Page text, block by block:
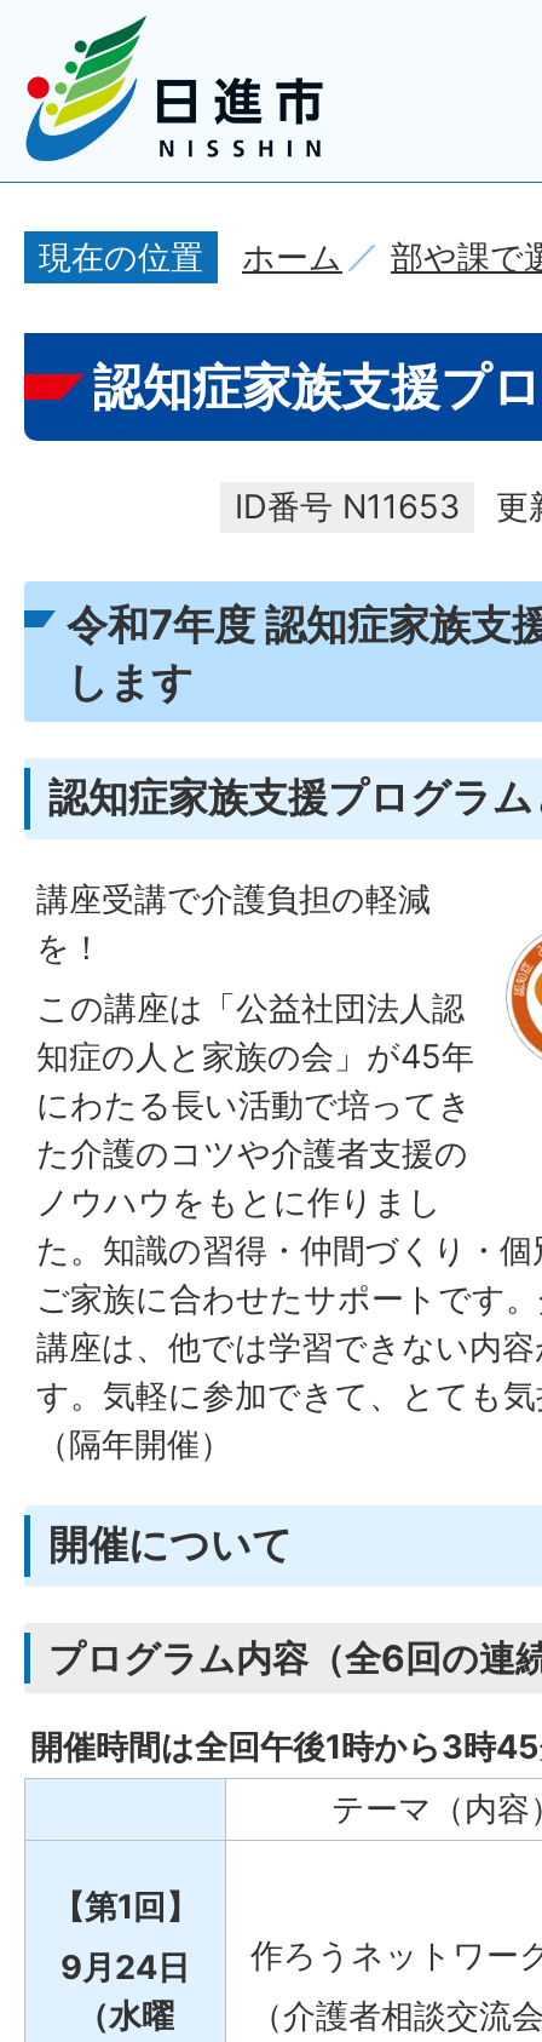
現在の位置 ホーム 部や課で
認知症家族支援プ
ID番号 N11653 更
令和7年度 認知症家族支
します
認知症家族支援プログラ
講座受講で介護負担の軽減
を！
この講座は「公益社団法人認
知症の人と家族の会」が45年
にわたる長い活動で培ってき
た介護のコツや介護者支援の
ノウハウをもとに作りまし
た。知識の習得・仲間づくり・
ご家族に合わせたサポートです
講座は、他では学習できない内
す。気軽に参加できて、とても
（隔年開催）
開催について
プログラム内容（全6回の連
開催時間は全回午後1時から3時
テーマ（内容
【第1回】
9月24日
（水曜
作ろうネットワー
（介護者相談交流